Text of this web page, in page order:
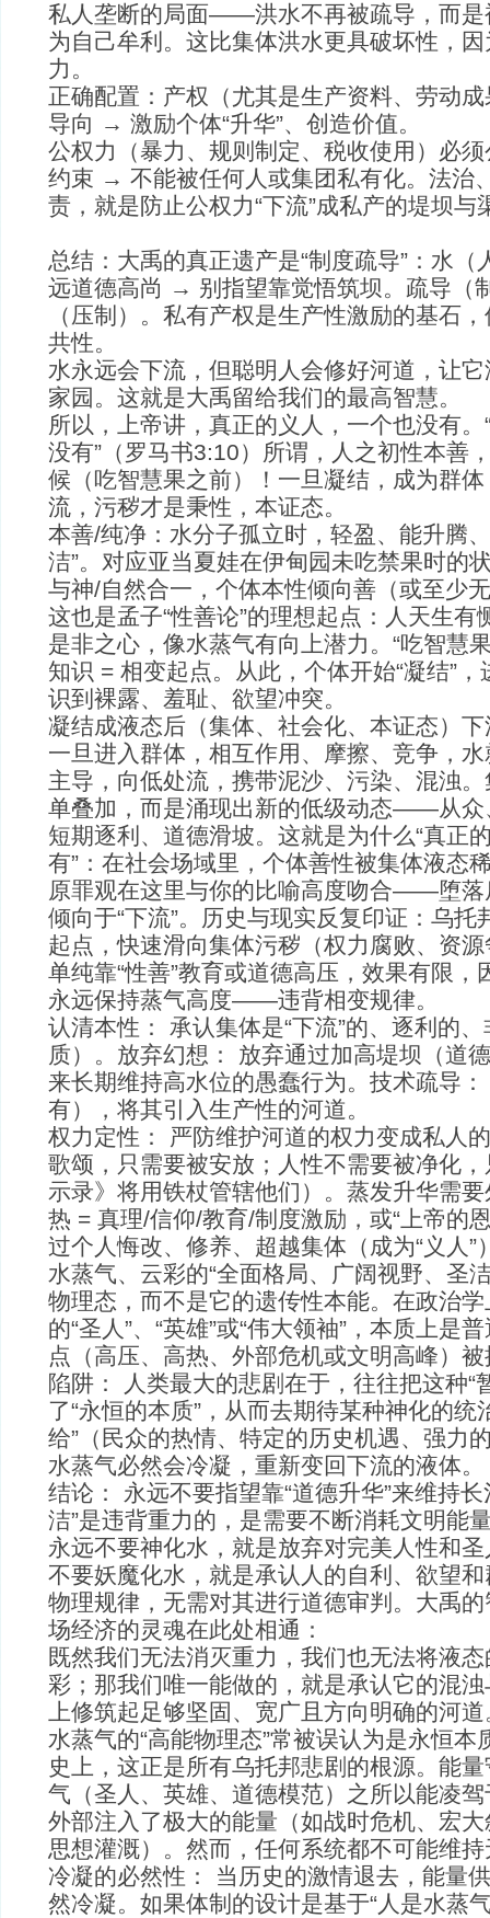
私人垄断的局面——洪水不再被疏导，而是
为自己牟利。这比集体洪水更具破坏性，
力。
正确配置：产权（尤其是生产资料、劳动
导向 → 激励个体“升华”、创造价值。
公权力（暴力、规则制定、税收使用）必
约束 → 不能被任何人或集团私有化。法治
责，就是防止公权力“下流”成私产的堤坝与
总结：大禹的真正遗产是“制度疏导”：水（
远道德高尚 → 别指望靠觉悟筑坝。疏导（
（压制）。私有产权是生产性激励的基石
共性。
水永远会下流，但聪明人会修好河道，让
家园。这就是大禹留给我们的最高智慧。
所以，上帝讲，真正的义人，一个也没有
没有”（罗马书3:10）所谓，人之初性本善
候（吃智慧果之前）！一旦凝结，成为群
流，污秽才是秉性，本证态。
本善/纯净：水分子孤立时，轻盈、能升腾、
洁”。对应亚当夏娃在伊甸园未吃禁果时
与神/自然合一，个体本性倾向善（或至少
这也是孟子“性善论”的理想起点：人天生有
是非之心，像水蒸气有向上潜力。“吃智慧
知识 = 相变起点。从此，个体开始“凝结”
识到裸露、羞耻、欲望冲突。
凝结成液态后（集体、社会化、本证态）
一旦进入群体，相互作用、摩擦、竞争，
主导，向低处流，携带泥沙、污染、混浊。
单叠加，而是涌现出新的低级动态——从众
短期逐利、道德滑坡。这就是为什么“真正
有”：在社会场域里，个体善性被集体液态
原罪观在这里与你的比喻高度吻合——堕落
倾向于“下流”。历史与现实反复印证：乌托
起点，快速滑向集体污秽（权力腐败、资
单纯靠“性善”教育或道德高压，效果有限，
永远保持蒸气高度——违背相变规律。
认清本性： 承认集体是“下流”的、逐利的
质）。放弃幻想： 放弃通过加高堤坝（道
来长期维持高水位的愚蠢行为。技术疏导
有），将其引入生产性的河道。
权力定性： 严防维护河道的权力变成私人
歌颂，只需要被安放；人性不需要被净化
示录》将用铁杖管辖他们）。蒸发升华需
热 = 真理/信仰/教育/制度激励，或“上帝的
过个人悔改、修养、超越集体（成为“义人”
水蒸气、云彩的“全面格局、广阔视野、圣
物理态，而不是它的遗传性本能。在政治
的“圣人”、“英雄”或“伟大领袖”，本质上是
点（高压、高热、外部危机或文明高峰）
陷阱： 人类最大的悲剧在于，往往把这种“
了“永恒的本质”，从而去期待某种神化的统
给”（民众的热情、特定的历史机遇、强力
水蒸气必然会冷凝，重新变回下流的液体。
结论： 永远不要指望靠“道德升华”来维持
洁”是违背重力的，是需要不断消耗文明能
永远不要神化水，就是放弃对完美人性和
不要妖魔化水，就是承认人的自利、欲望
物理规律，无需对其进行道德审判。大禹
场经济的灵魂在此处相通：
既然我们无法消灭重力，我们也无法将液
彩；那我们唯一能做的，就是承认它的混
上修筑起足够坚固、宽广且方向明确的河道
水蒸气的“高能物理态”常被误认为是永恒本
史上，这正是所有乌托邦悲剧的根源。能
气（圣人、英雄、道德模范）之所以能凌
外部注入了极大的能量（如战时危机、宏
思想灌溉）。然而，任何系统都不可能维
冷凝的必然性： 当历史的激情退去，能量
然冷凝。如果体制的设计是基于“人是水蒸